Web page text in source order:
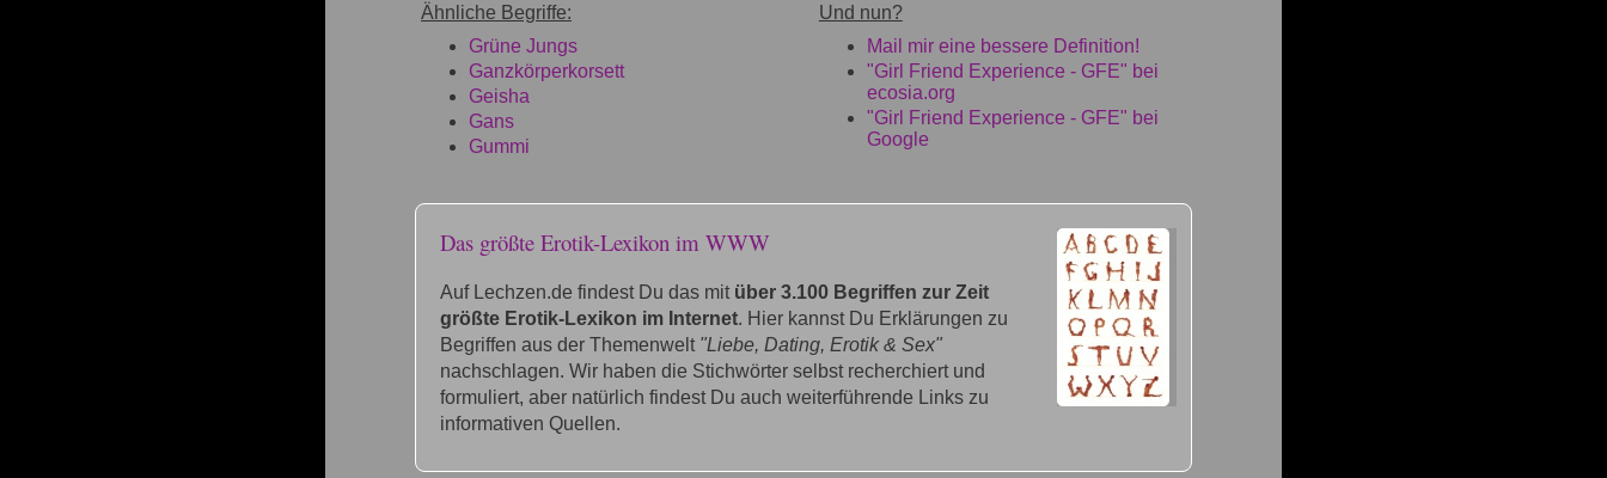
Ähnliche Begriffe:
Grüne Jungs
Ganzkörperkorsett
Geisha
Gans
Gummi
Und nun?
Mail mir eine bessere Definition!
"Girl Friend Experience - GFE" bei
ecosia.org
"Girl Friend Experience - GFE" bei
Google
Das größte Erotik-Lexikon im WWW
Auf Lechzen.de findest Du das mit über 3.100 Begriffen zur Zeit
größte Erotik-Lexikon im Internet. Hier kannst Du Erklärungen zu
Begriffen aus der Themenwelt "Liebe, Dating, Erotik & Sex"
nachschlagen. Wir haben die Stichwörter selbst recherchiert und
formuliert, aber natürlich findest Du auch weiterführende Links zu
informativen Quellen.